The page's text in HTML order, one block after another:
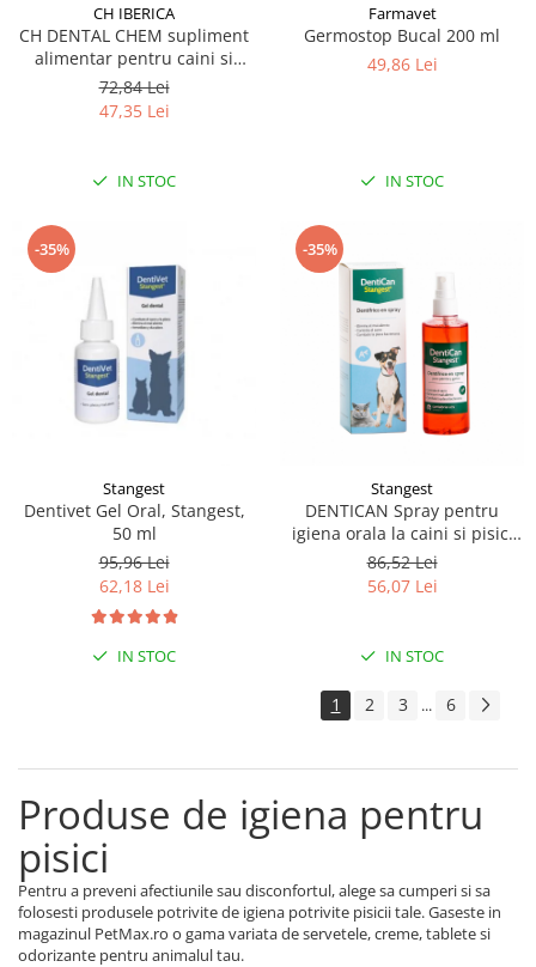
CH IBERICA
CH DENTAL CHEM supliment
alimentar pentru caini si
pisici, recomandat pentru
prevenirea formarii placii
bacteriene si a tartului 50 g
72,84 Lei
47,35 Lei
IN STOC
Farmavet
Germostop Bucal 200 ml
49,86 Lei
IN STOC
-35%
Stangest
Dentivet Gel Oral, Stangest,
50 ml
95,96 Lei
62,18 Lei
IN STOC
-35%
Stangest
DENTICAN Spray pentru
igiena orala la caini si pisici
-125 ml
86,52 Lei
56,07 Lei
IN STOC
1 2 3 ... 6
Produse de igiena pentru
pisici
Pentru a preveni afectiunile sau disconfortul, alege sa cumperi si sa
folosesti produsele potrivite de igiena potrivite pisicii tale. Gaseste in
magazinul PetMax.ro o gama variata de servetele, creme, tablete si
odorizante pentru animalul tau.